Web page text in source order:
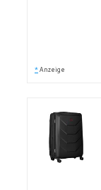
* Anzeige